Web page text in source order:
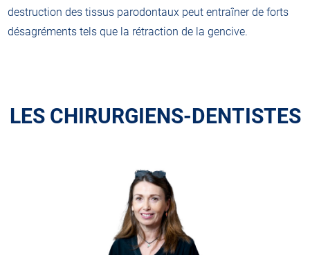
destruction des tissus parodontaux peut entraîner de forts
désagréments tels que la rétraction de la gencive.
LES CHIRURGIENS-DENTISTES